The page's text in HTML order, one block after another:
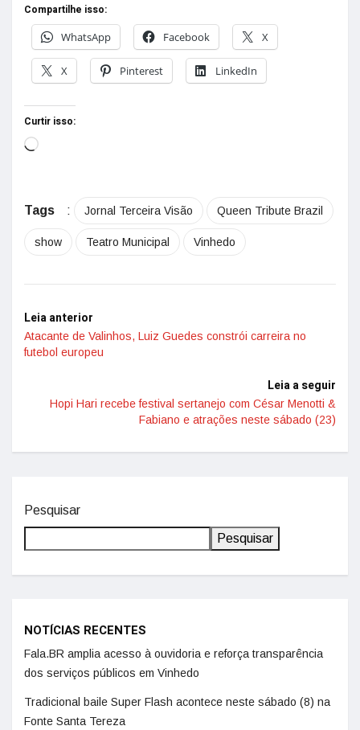
Compartilhe isso:
WhatsApp
Facebook X
X Pinterest LinkedIn
Curtir isso:
Tags : Jornal Terceira Visão Queen Tribute Brazil
show Teatro Municipal Vinhedo
Leia anterior
Atacante de Valinhos, Luiz Guedes constrói carreira no
futebol europeu
Leia a seguir
Hopi Hari recebe festival sertanejo com César Menotti &
Fabiano e atrações neste sábado (23)
Pesquisar
Pesquisar
NOTÍCIAS RECENTES
Fala.BR amplia acesso à ouvidoria e reforça transparência
dos serviços públicos em Vinhedo
Tradicional baile Super Flash acontece neste sábado (8) na
Fonte Santa Tereza